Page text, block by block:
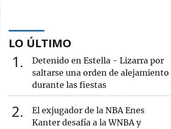
LO ÚLTIMO
1
Detenido en Estella - Lizarra por
saltarse una orden de alejamiento
durante las fiestas
2
El exjugador de la NBA Enes
Kanter desafía a la WNBA y